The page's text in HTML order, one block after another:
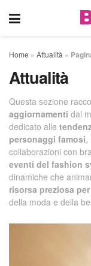
Home » Attualità »
Attualità
Questa sezione
aggiornamenti dal
dedicato alle
personaggi famosi,
collaborazioni con
eventi del fashion
dinamiche che
risorsa preziosa
della moda e della